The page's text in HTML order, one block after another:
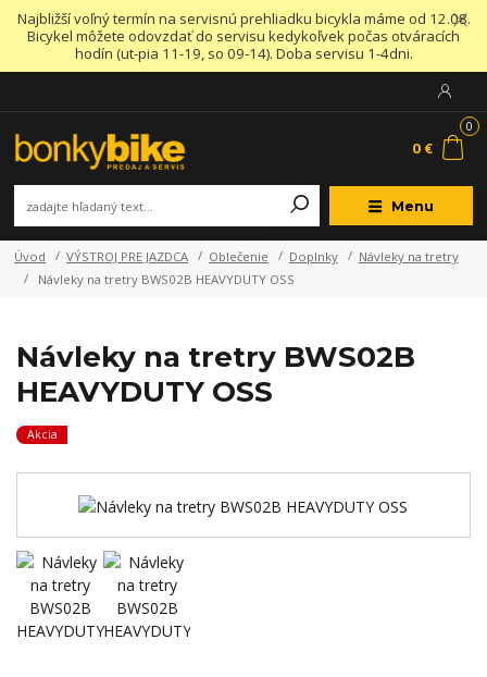
Najbližší voľný termín na servisnú prehliadku bicykla máme od 12.08.
Bicykel môžete odovzdať do servisu kedykoľvek počas otváracích
hodín (ut-pia 11-19, so 09-14). Doba servisu 1-4dni.
Menu
0
0 €
Úvod VÝSTROJ PRE JAZDCA Oblečenie Doplnky
Návleky na tretry
Návleky na tretry BWS02B HEAVYDUTY OSS
Návleky na tretry BWS02B
HEAVYDUTY OSS
Akcia